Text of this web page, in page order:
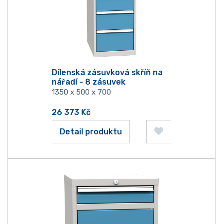
Dílenská zásuvková skříň na
nářadí - 8 zásuvek
1350 x 500 x 700
26 373 Kč
Detail produktu